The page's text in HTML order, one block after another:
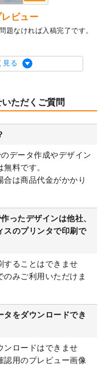
、封筒、うちわにてオリジ
作成できるようになりまし
した。
りのカレンダーデザイン
ズ、変型サイズで作成でき
した！
インテンプレートを追加し
ット
が作成できるようにな
チラシデザインテンプレー
た。
ンテンプレート
を公開いた
した。
積書表紙）のデザインテン
会のチラシデザインテンプ
ビュー
題なければ入稿完了です。
見る
ただくご質問
データ作成やデザイン
料です。
合は商品代金がかかり
ったデザインは他社、
スのプリンタで印刷で
することはできませ
のみご利用いただけま
タをダウンロードでき
ンロードはできませ
認用のプレビュー画像